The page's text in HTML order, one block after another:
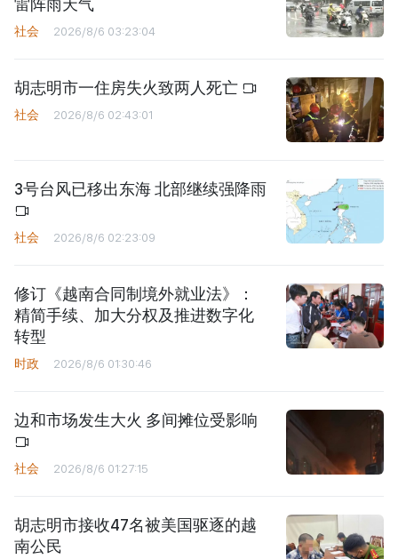
社会 2026/8/6 03:23:04
胡志明市一住房失火致两人死亡
社会 2026/8/6 02:43:01
3号台风已移出东海 北部继续强降雨
社会 2026/8/6 02:23:09
修订《越南合同制境外就业法》：
精简手续、加大分权及推进数字化
转型
时政 2026/8/6 01:30:46
边和市场发生大火 多间摊位受影响
社会 2026/8/6 01:27:15
胡志明市接收47名被美国驱逐的越
南公民